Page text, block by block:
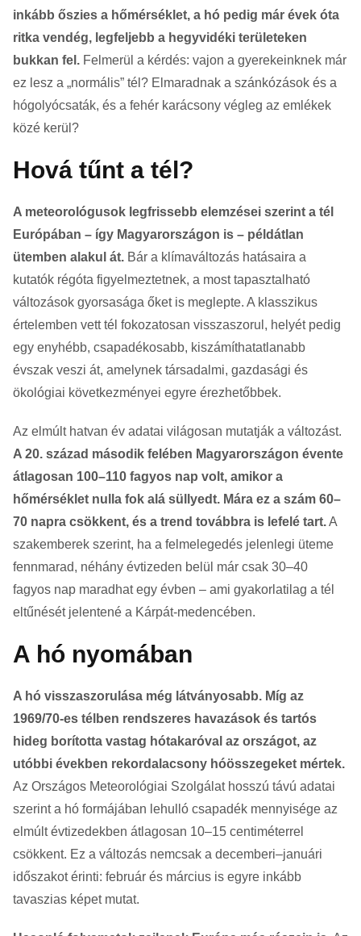
inkább őszies a hőmérséklet, a hó pedig már évek óta
ritka vendég, legfeljebb a hegyvidéki területeken
bukkan fel. Felmerül a kérdés: vajon a gyerekeinknek már
ez lesz a „normális” tél? Elmaradnak a szánkózások és a
hógolyócsaták, és a fehér karácsony végleg az emlékek
közé kerül?
Hová tűnt a tél?
A meteorológusok legfrissebb elemzései szerint a tél
Európában – így Magyarországon is – példátlan
ütemben alakul át. Bár a klímaváltozás hatásaira a
kutatók régóta figyelmeztetnek, a most tapasztalható
változások gyorsasága őket is meglepte. A klasszikus
értelemben vett tél fokozatosan visszaszorul, helyét pedig
egy enyhébb, csapadékosabb, kiszámíthatatlanabb
évszak veszi át, amelynek társadalmi, gazdasági és
ökológiai következményei egyre érezhetőbbek.
Az elmúlt hatvan év adatai világosan mutatják a változást.
A 20. század második felében Magyarországon évente
átlagosan 100–110 fagyos nap volt, amikor a
hőmérséklet nulla fok alá süllyedt. Mára ez a szám 60–
70 napra csökkent, és a trend továbbra is lefelé tart.A
szakemberek szerint, ha a felmelegedés jelenlegi üteme
fennmarad, néhány évtizeden belül már csak 30–40
fagyos nap maradhat egy évben – ami gyakorlatilag a tél
eltűnését jelentené a Kárpát-medencében.
A hó nyomában
A hó visszaszorulása még látványosabb. Míg az
1969/70-es télben rendszeres havazások és tartós
hideg borította vastag hótakaróval az országot, az
utóbbi években rekordalacsony hóösszegeket mértek.
Az Országos Meteorológiai Szolgálat hosszú távú adatai
szerint a hó formájában lehulló csapadék mennyisége az
elmúlt évtizedekben átlagosan 10–15 centiméterrel
csökkent. Ez a változás nemcsak a decemberi–januári
időszakot érinti: február és március is egyre inkább
tavaszias képet mutat.